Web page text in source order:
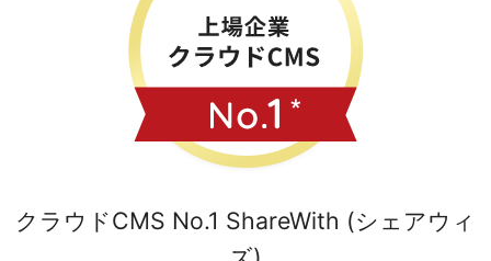
クラウドCMS No.1 ShareWith (シェアウィ